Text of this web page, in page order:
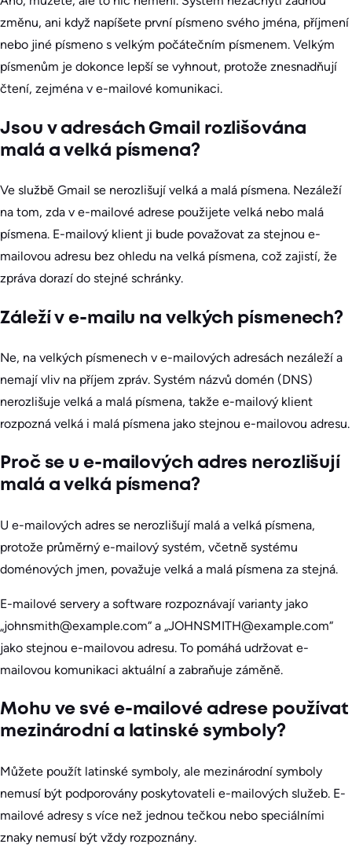
změnu, ani když napíšete první písmeno svého jména, příjmení
nebo jiné písmeno s velkým počátečním písmenem. Velkým
písmenům je dokonce lepší se vyhnout, protože znesnadňují
čtení, zejména v e-mailové komunikaci.
Jsou v adresách Gmail rozlišována
malá a velká písmena?
Ve službě Gmail se nerozlišují velká a malá písmena. Nezáleží
na tom, zda v e-mailové adrese použijete velká nebo malá
písmena. E-mailový klient ji bude považovat za stejnou e-
mailovou adresu bez ohledu na velká písmena, což zajistí, že
zpráva dorazí do stejné schránky.
Záleží v e-mailu na velkých písmenech?
Ne, na velkých písmenech v e-mailových adresách nezáleží a
nemají vliv na příjem zpráv. Systém názvů domén (DNS)
nerozlišuje velká a malá písmena, takže e-mailový klient
rozpozná velká i malá písmena jako stejnou e-mailovou adresu.
Proč se u e-mailových adres nerozlišují
malá a velká písmena?
U e-mailových adres se nerozlišují malá a velká písmena,
protože průměrný e-mailový systém, včetně systému
doménových jmen, považuje velká a malá písmena za stejná.
E-mailové servery a software rozpoznávají varianty jako
„johnsmith@example.com“ a „JOHNSMITH@example.com“
jako stejnou e-mailovou adresu. To pomáhá udržovat e-
mailovou komunikaci aktuální a zabraňuje záměně.
Mohu ve své e-mailové adrese používat
mezinárodní a latinské symboly?
Můžete použít latinské symboly, ale mezinárodní symboly
nemusí být podporovány poskytovateli e-mailových služeb. E-
mailové adresy s více než jednou tečkou nebo speciálními
znaky nemusí být vždy rozpoznány.